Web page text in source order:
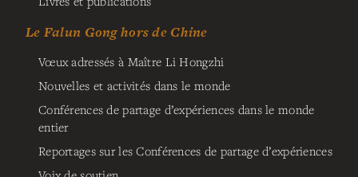
Le Falun Gong hors de Chine
Vœux adressés à Maître Li Hongzhi
Nouvelles et activités dans le monde
Conférences de partage d’expériences dans le monde
entier
Reportages sur les Conférences de partage d’expériences